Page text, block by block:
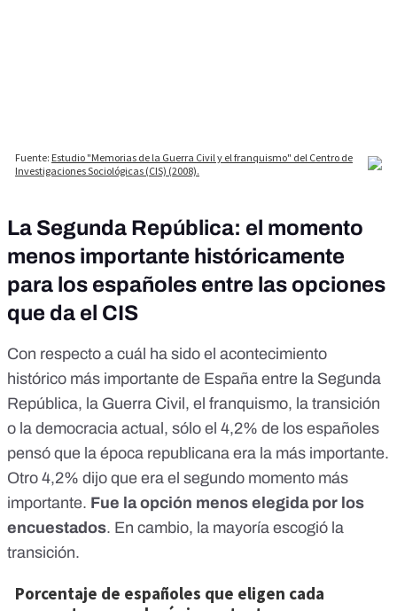
La Segunda República: el momento
menos importante históricamente
para los españoles entre las opciones
que da el CIS
Con respecto a cuál ha sido el acontecimiento
histórico más importante de España entre la Segunda
República, la Guerra Civil, el franquismo, la transición
o la democracia actual, sólo el 4,2% de los españoles
pensó que la época republicana era la más importante.
Otro 4,2% dijo que era el segundo momento más
importante. Fue la opción menos elegida por los
encuestados. En cambio, la mayoría escogió la
transición.